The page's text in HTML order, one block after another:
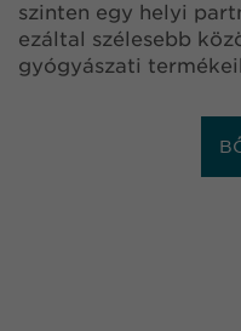
szinten egy helyi
ezáltal szélesebb
gyógyászati